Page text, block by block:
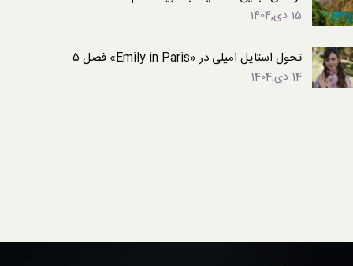
15 دی,1404
تحول استایل امیلی در «Emily in Paris» فصل ۵
14 دی,1404